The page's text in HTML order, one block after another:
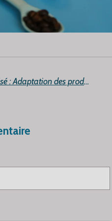
L'emballage personnalisé : Adaptation des produits au positionnement des marques